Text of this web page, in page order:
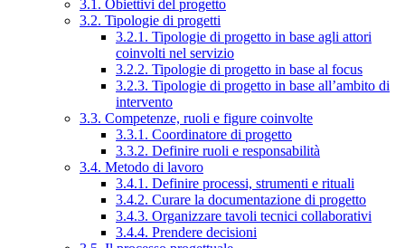
3.1. Obiettivi del progetto
3.2. Tipologie di progetti
3.2.1. Tipologie di progetto in base agli attori
coinvolti nel servizio
3.2.2. Tipologie di progetto in base al focus
3.2.3. Tipologie di progetto in base all’ambito di
intervento
3.3. Competenze, ruoli e figure coinvolte
3.3.1. Coordinatore di progetto
3.3.2. Definire ruoli e responsabilità
3.4. Metodo di lavoro
3.4.1. Definire processi, strumenti e rituali
3.4.2. Curare la documentazione di progetto
3.4.3. Organizzare tavoli tecnici collaborativi
3.4.4. Prendere decisioni